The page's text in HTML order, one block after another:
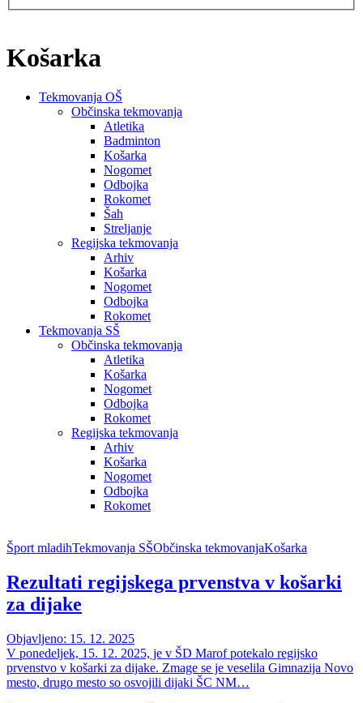
Košarka
Tekmovanja OŠ
Občinska tekmovanja
Atletika
Badminton
Košarka
Nogomet
Odbojka
Rokomet
Šah
Streljanje
Regijska tekmovanja
Arhiv
Košarka
Nogomet
Odbojka
Rokomet
Tekmovanja SŠ
Občinska tekmovanja
Atletika
Košarka
Nogomet
Odbojka
Rokomet
Regijska tekmovanja
Arhiv
Košarka
Nogomet
Odbojka
Rokomet
Šport mladihTekmovanja SŠObčinska tekmovanjaKošarka
Rezultati regijskega prvenstva v košarki
za dijake
Objavljeno: 15. 12. 2025
V ponedeljek, 15. 12. 2025, je v ŠD Marof potekalo regijsko
prvenstvo v košarki za dijake. Zmage se je veselila Gimnazija Novo
mesto, drugo mesto so osvojili dijaki ŠC NM…